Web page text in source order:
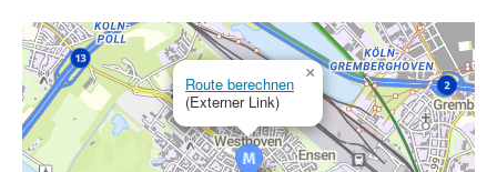
Route berechnen
(Externer Link)
×